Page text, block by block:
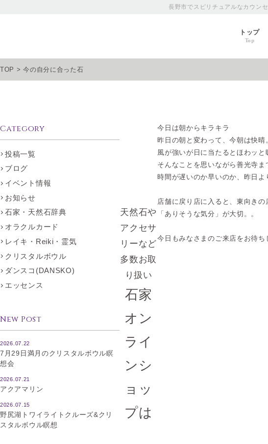
長野市でスピリチュアルなカウン
トップ
Top
TOP >今の自分に合った石
今日は朝からキラキラ
昨日の朝と変わって、今朝は快晴
風が強いが日に当たるとほわッ
そんなことを思いながら善光寺ま
時間が遅いのか早いのか、昨日よ
店舗に戻り店に入ると、東向き
「ありそうな気分」が大切。。
今日もみなさまのご来店をお待ち
Category
投稿一覧
ブログ
イベント情報
お知らせ
石家・天然石辞典
オラクルカード
レイキ・Reiki・霊気
クリスタルボウル
ダンスコ(DANSKO)
エッセンス
New Post
2026.07.22
7月29日満月のクリスタルボウル瞑
想会
2026.07.21
アクアマリン
2026.07.15
野尻湖トワイライトクルーズ&クリ
スタルボウル瞑想
天然石や
アクセサ
リーなど
多数お取
り扱い
石家
オン
ライ
ンシ
ョッ
プは